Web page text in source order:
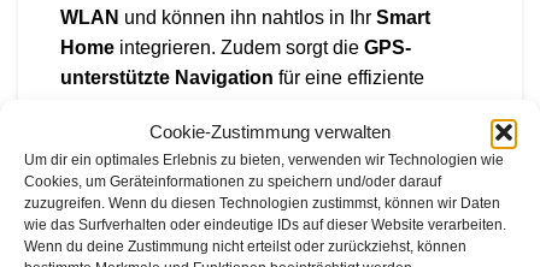
Cookie-Zustimmung verwalten
Um dir ein optimales Erlebnis zu bieten, verwenden wir Technologien wie
Cookies, um Geräteinformationen zu speichern und/oder darauf
zuzugreifen. Wenn du diesen Technologien zustimmst, können wir Daten
wie das Surfverhalten oder eindeutige IDs auf dieser Website verarbeiten.
Wenn du deine Zustimmung nicht erteilst oder zurückziehst, können
WLAN und können ihn nahtlos in Ihr Smart
Home integrieren. Zudem sorgt die GPS-
unterstützte Navigation für eine effiziente
Schutzklasseeine einfache Reinigung mit
Wasser ermöglicht.
Eigenschaften & Vorteile